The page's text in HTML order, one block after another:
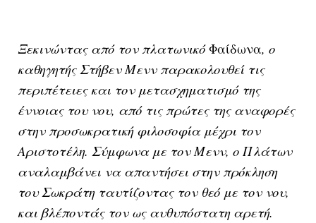
Ξεκινώντας από τον πλατωνικόΦαίδωνα, ο
καθηγητής Στήβεν Μενν παρακολουθεί τις
περιπέτειες και τον μετασχηματισμό της
έννοιας του νου, από τις πρώτες της αναφορές
στην προσωκρατική φιλοσοφία μέχρι τον
Αριστοτέλη. Σύμφωνα με τον Μενν, ο Πλάτων
αναλαμβάνει να απαντήσει στην πρόκληση
του Σωκράτη ταυτίζοντας τον θεό με τον νου,
και βλέποντάς τον ως αυθυπόστατη αρετή.